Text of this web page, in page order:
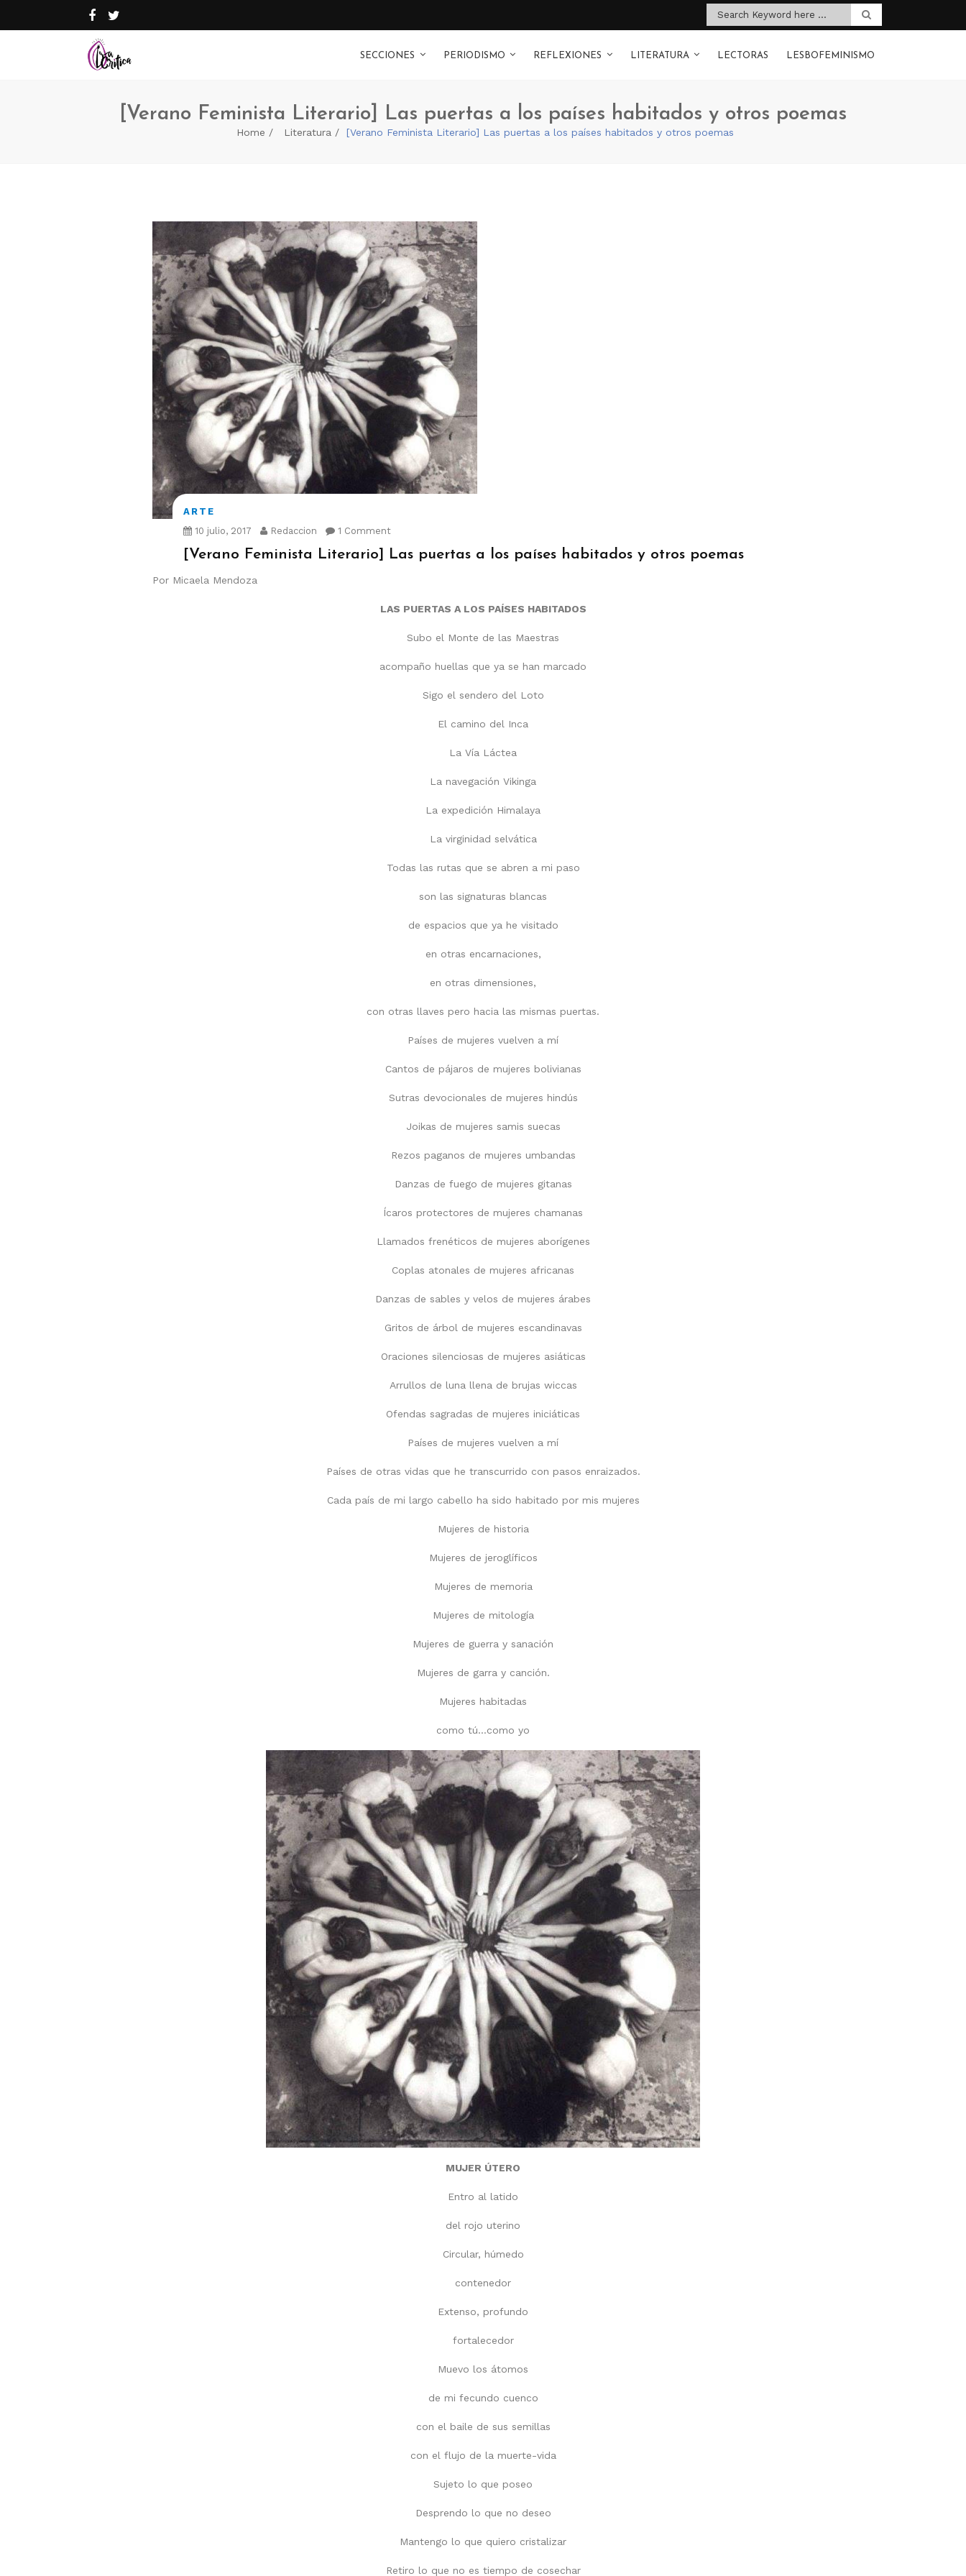
SECCIONES PERIODISMO REFLEXIONES LITERATURA LECTORAS LESBOFEMINISMO
[Verano Feminista Literario] Las puertas a los países habitados y otros poemas
Home Literatura [Verano Feminista Literario] Las puertas a los países habitados y otros poemas
ARTE
10 julio, 2017
Redaccion 1 Comment
[Verano Feminista Literario] Las puertas a los países habitados y otros poemas
Por Micaela Mendoza
LAS PUERTAS A LOS PAÍSES HABITADOS
Subo el Monte de las Maestras
acompaño huellas que ya se han marcado
Sigo el sendero del Loto
El camino del Inca
La Vía Láctea
La navegación Vikinga
La expedición Himalaya
La virginidad selvática
Todas las rutas que se abren a mi paso
son las signaturas blancas
de espacios que ya he visitado
en otras encarnaciones,
en otras dimensiones,
con otras llaves pero hacia las mismas puertas.
Países de mujeres vuelven a mí
Cantos de pájaros de mujeres bolivianas
Sutras devocionales de mujeres hindús
Joikas de mujeres samis suecas
Rezos paganos de mujeres umbandas
Danzas de fuego de mujeres gitanas
Ícaros protectores de mujeres chamanas
Llamados frenéticos de mujeres aborígenes
Coplas atonales de mujeres africanas
Danzas de sables y velos de mujeres árabes
Gritos de árbol de mujeres escandinavas
Oraciones silenciosas de mujeres asiáticas
Arrullos de luna llena de brujas wiccas
Ofendas sagradas de mujeres iniciáticas
Países de mujeres vuelven a mí
Países de otras vidas que he transcurrido con pasos enraizados.
Cada país de mi largo cabello ha sido habitado por mis mujeres
Mujeres de historia
Mujeres de jeroglíficos
Mujeres de memoria
Mujeres de mitología
Mujeres de guerra y sanación
Mujeres de garra y canción.
Mujeres habitadas
como tú…como yo
MUJER ÚTERO
Entro al latido
del rojo uterino
Circular, húmedo
contenedor
Extenso, profundo
fortalecedor
Muevo los átomos
de mi fecundo cuenco
con el baile de sus semillas
con el flujo de la muerte-vida
Sujeto lo que poseo
Desprendo lo que no deseo
Mantengo lo que quiero cristalizar
Retiro lo que no es tiempo de cosechar